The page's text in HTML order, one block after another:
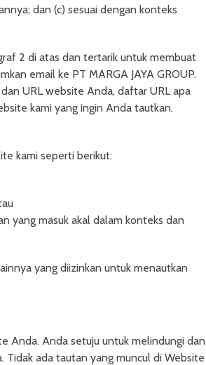
dan (c) sesuai dengan konteks
2 di atas dan tertarik untuk membuat
email ke PT MARGA JAYA GROUP.
URL website Anda, daftar URL apa
kami yang ingin Anda tautkan.
kami seperti berikut:
yang masuk akal dalam konteks dan
yang diizinkan untuk menautkan
Anda. Anda setuju untuk melindungi dan
Tidak ada tautan yang muncul di Website